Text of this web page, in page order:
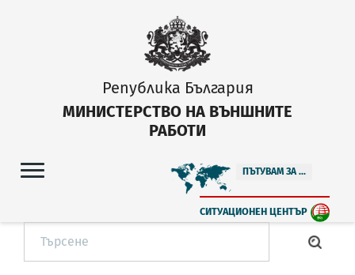
Република България
МИНИСТЕРСТВО НА ВЪНШНИТЕ
РАБОТИ
ПЪТУВАМ ЗА ...
СИТУАЦИОНЕН ЦЕНТЪР